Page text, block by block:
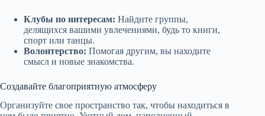
Клубы по интересам: Найдите группы,
делящихся вашими увлечениями, будь то книги,
спорт или танцы.
Волонтерство: Помогая другим, вы находите
смысл и новые знакомства.
Создавайте благоприятную атмосферу
Организуйте свое пространство так, чтобы находиться в